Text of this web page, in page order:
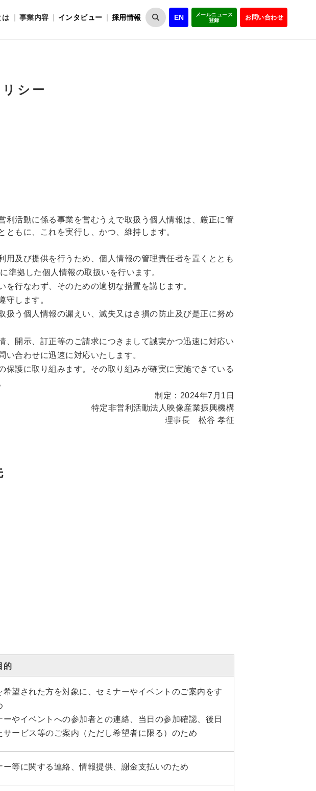
は
とは
事業内容
インタビュー 採用情報 EN
メールニュース
登録
お問い合わせ
シー
活動に係る事業を営むうえで取扱う個人情報は、厳正に管
もに、これを実行し、かつ、維持します。
及び提供を行うため、個人情報の管理責任者を置くととも
準拠した個人情報の取扱いを行います。
行なわず、そのための適切な措置を講じます。
守します。
う個人情報の漏えい、滅失又はき損の防止及び是正に努め
開示、訂正等のご請求につきまして誠実かつ迅速に対応い
合わせに迅速に対応いたします。
護に取り組みます。その取り組みが確実に実施できている
制定：2024年7月1日
特定非営利活動法人映像産業振興機構
理事長 松谷 孝征
的
希望された方を対象に、セミナーやイベントのご案内をす
ーやイベントへの参加者との連絡、当日の参加確認、後日
サービス等のご案内（ただし希望者に限る）のため
ー等に関する連絡、情報提供、謝金支払いのため